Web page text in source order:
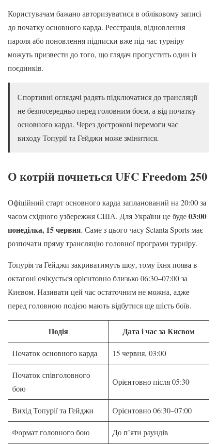
Користувачам бажано авторизуватися в обліковому записі
до початку основного карда. Реєстрація, відновлення
пароля або поновлення підписки вже під час турніру
можуть призвести до того, що глядач пропустить один із
поєдинків.
Спортивні оглядачі радять підключатися до трансляції
не безпосередньо перед головним боєм, а від початку
основного карда. Через дострокові перемоги час
виходу Топурії та Гейджи може змінитися.
О котрій почнеться UFC Freedom 250
Офіційний старт основного карда запланований на 20:00 за
часом східного узбережжя США. Для України це буде03:00
понеділка, 15 червня. Саме з цього часу Setanta Sports має
розпочати пряму трансляцію головної програми турніру.
Топурія та Гейджи закриватимуть шоу, тому їхня поява в
октагоні очікується орієнтовно близько 06:30–07:00 за
Києвом. Називати цей час остаточним не можна, адже
перед головною подією мають відбутися ще шість боїв.
Подія Дата і час за Києвом
Початок основного карда 15 червня, 03:00
Початок співголовного
бою
Орієнтовно після 05:30
Вихід Топурії та Гейджи Орієнтовно 06:30–07:00
Формат головного бою До п’яти раундів